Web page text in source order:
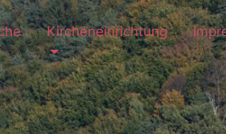
Kircheneinrichtung